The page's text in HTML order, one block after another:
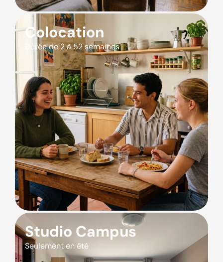
Colocation
Durée de 2 à 52 semaines
Studio Campus
Seulement en été